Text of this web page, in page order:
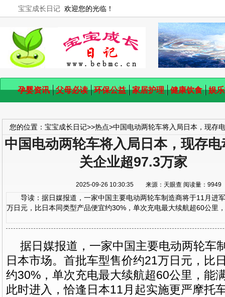
宝宝成长日记 欢迎您的光临！
孕婴资讯 父母必读 环保公益 家居护理 健康饮食 娱
您的位置： 宝宝成长日记>>热点>中国电动两轮车将入局日本，现存
中国电动两轮车将入局日本，现存电
关企业超97.3万家
2025-09-26 10:30:35 来源：天眼查 阅读量：
导读：据日媒报道，一家中国主要电动两轮车制造商将于11月进
万日元，比日本同类型产品便宜约30%，单次充电最大续航超60公里
据日媒报道，一家中国主要电动两轮车
日本市场。首批车型售价约21万日元，比
约30%，单次充电最大续航超60公里，能
此时进入，恰逢日本11月起实施更严摩托